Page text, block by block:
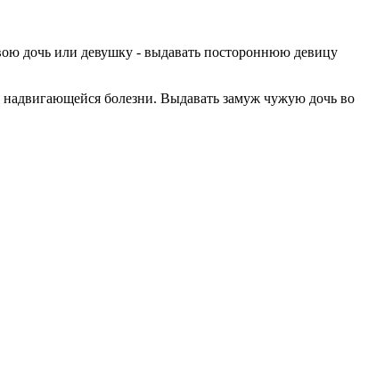
дочь или девушку - выдавать постороннюю девицу
надвигающейся болезни. Выдавать замуж чужую дочь во